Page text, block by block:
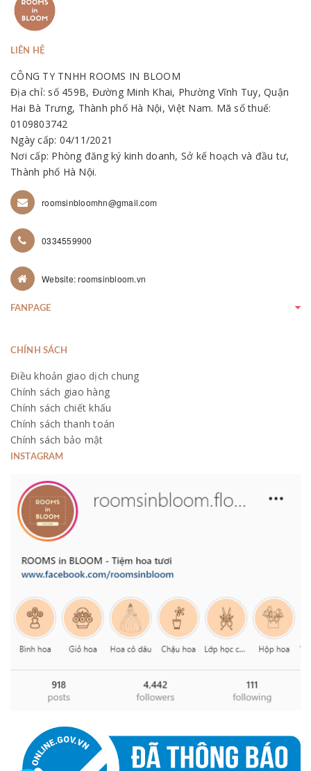
LIÊN HỆ
CÔNG TY TNHH ROOMS IN BLOOM
Địa chỉ: số 459B, Đường Minh Khai, Phường Vĩnh Tuy, Quận
Hai Bà Trưng, Thành phố Hà Nội, Việt Nam. Mã số thuế:
0109803742
Ngày cấp: 04/11/2021
Nơi cấp: Phòng đăng ký kinh doanh, Sở kế hoạch và đầu tư,
Thành phố Hà Nội.
roomsinbloomhn@gmail.com
0334559900
Website: roomsinbloom.vn
FANPAGE
CHÍNH SÁCH
Điều khoản giao dịch chung
Chính sách giao hàng
Chính sách chiết khấu
Chính sách thanh toán
Chính sách bảo mật
INSTAGRAM